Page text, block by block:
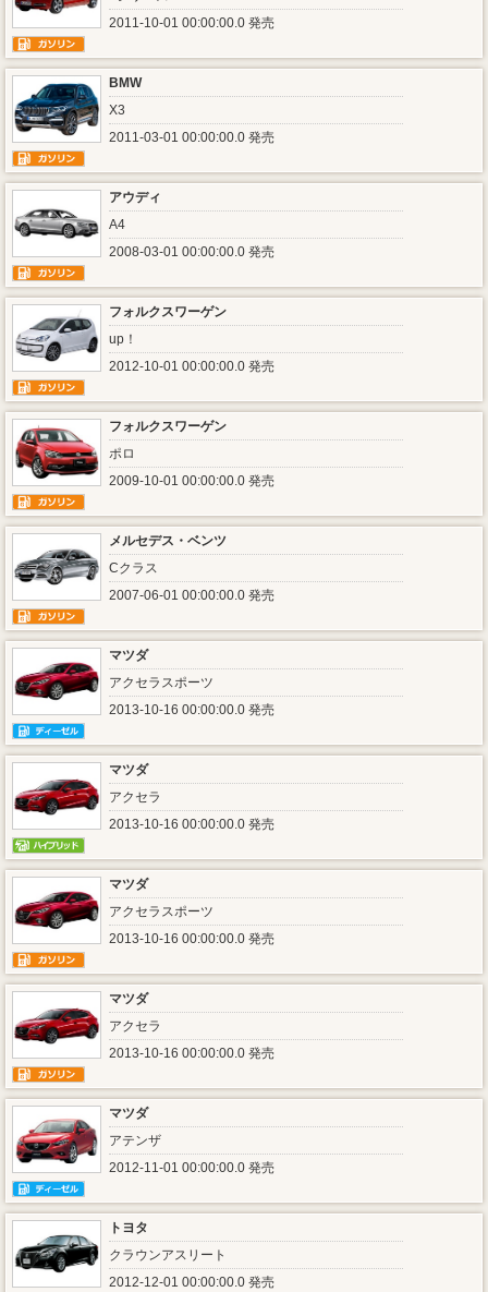
2011-10-01 00:00:00.0 発売
BMW
X3
2011-03-01 00:00:00.0 発売
アウディ
A4
2008-03-01 00:00:00.0 発売
フォルクスワーゲン
up！
2012-10-01 00:00:00.0 発売
フォルクスワーゲン
ポロ
2009-10-01 00:00:00.0 発売
メルセデス・ベンツ
Cクラス
2007-06-01 00:00:00.0 発売
マツダ
アクセラスポーツ
2013-10-16 00:00:00.0 発売
マツダ
アクセラ
2013-10-16 00:00:00.0 発売
マツダ
アクセラスポーツ
2013-10-16 00:00:00.0 発売
マツダ
アクセラ
2013-10-16 00:00:00.0 発売
マツダ
アテンザ
2012-11-01 00:00:00.0 発売
トヨタ
クラウンアスリート
2012-12-01 00:00:00.0 発売